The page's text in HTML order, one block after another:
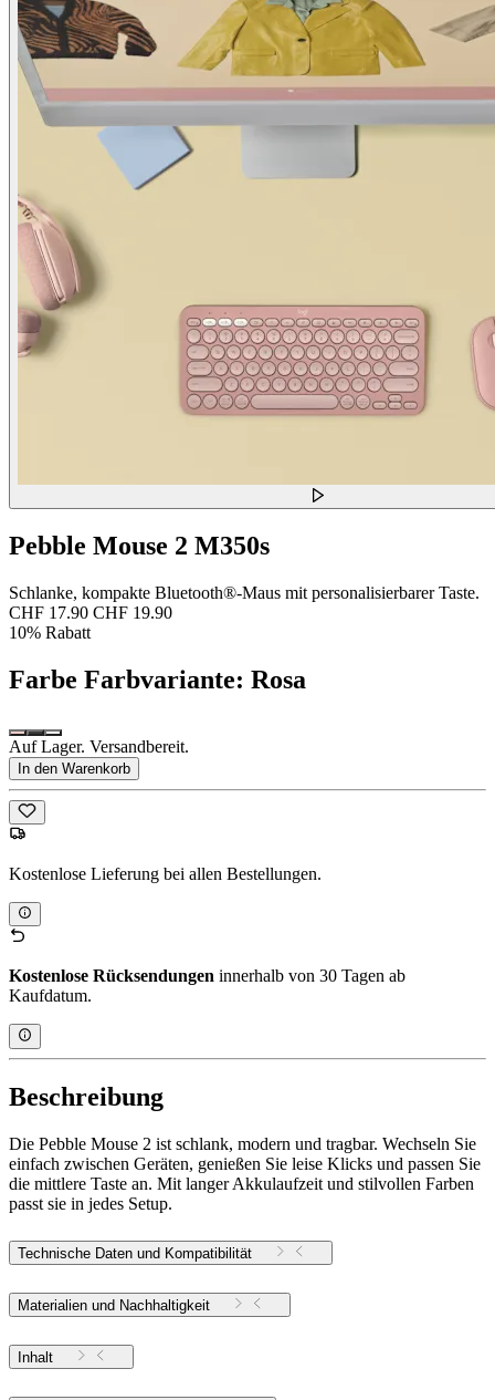
Pebble Mouse 2 M350s
Schlanke, kompakte Bluetooth®-Maus mit personalisierbarer Taste.
CHF 17.90 CHF 19.90
10% Rabatt
Farbe Farbvariante: Rosa
Auf Lager. Versandbereit.
In den Warenkorb
Kostenlose Lieferung bei allen Bestellungen.
Kostenlose Rücksendungen innerhalb von 30 Tagen ab
Kaufdatum.
Beschreibung
Die Pebble Mouse 2 ist schlank, modern und tragbar. Wechseln Sie
einfach zwischen Geräten, genießen Sie leise Klicks und passen Sie
die mittlere Taste an. Mit langer Akkulaufzeit und stilvollen Farben
passt sie in jedes Setup.
Technische Daten und Kompatibilität
Materialien und Nachhaltigkeit
Inhalt